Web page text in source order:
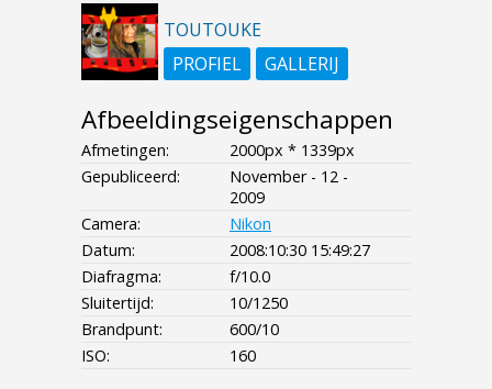
TOUTOUKE
PROFIEL
GALLERIJ
Afbeeldingseigenschappen
Afmetingen:
2000px * 1339px
Gepubliceerd:
November - 12 -
2009
Camera:
Nikon
Datum:
2008:10:30 15:49:27
Diafragma:
f/10.0
Sluitertijd:
10/1250
Brandpunt:
600/10
ISO:
160